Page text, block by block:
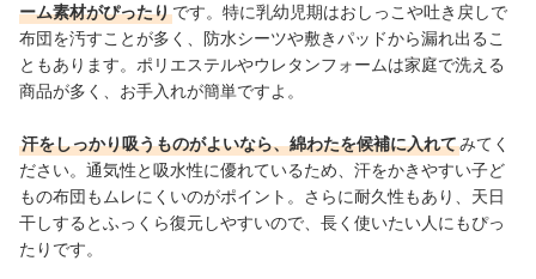
ーム素材がぴったりです。特に乳幼児期はおしっこや吐き戻しで
布団を汚すことが多く、防水シーツや敷きパッドから漏れ出るこ
ともあります。ポリエステルやウレタンフォームは家庭で洗える
商品が多く、お手入れが簡単ですよ。
汗をしっかり吸うものがよいなら、綿わたを候補に入れてみてく
ださい。通気性と吸水性に優れているため、汗をかきやすい子ど
もの布団もムレにくいのがポイント。さらに耐久性もあり、天日
干しするとふっくら復元しやすいので、長く使いたい人にもぴっ
たりです。